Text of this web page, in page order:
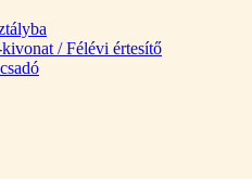
/ Félévi értesítő